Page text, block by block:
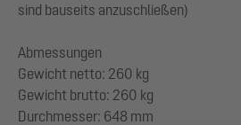
sind bauseits anzuschließen)
Abmessungen
Gewicht netto: 260 kg
Gewicht brutto: 260 kg
Durchmesser: 648 mm